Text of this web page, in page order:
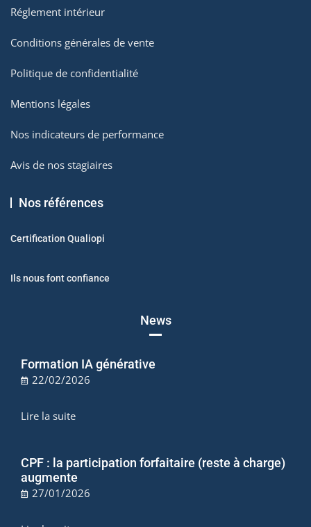
Réglement intérieur
Conditions générales de vente
Politique de confidentialité
Mentions légales
Nos indicateurs de performance
Avis de nos stagiaires
Nos références
Certification Qualiopi
Ils nous font confiance
News
Formation IA générative
22/02/2026
Lire la suite
CPF : la participation forfaitaire (reste à charge)
augmente
27/01/2026